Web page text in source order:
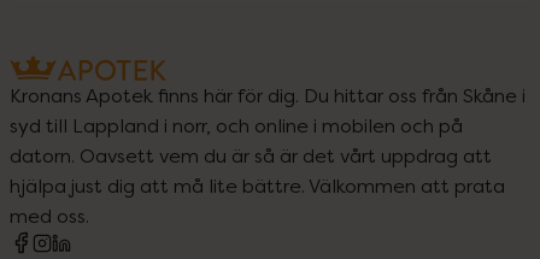
Kronans Apotek finns här för dig. Du hittar oss från Skåne i
syd till Lappland i norr, och online i mobilen och på
datorn. Oavsett vem du är så är det vårt uppdrag att
hjälpa just dig att må lite bättre. Välkommen att prata
med oss.